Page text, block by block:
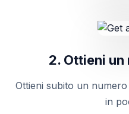
2. Ottieni un
Ottieni subito un
in